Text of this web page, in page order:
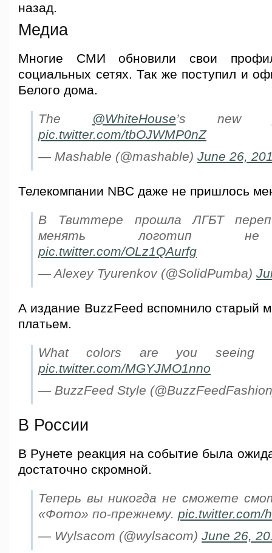
назад.
Медиа
Многие СМИ обновили свои
социальных сетях. Так же поступил и
Белого дома.
The @WhiteHouse’s new
pic.twitter.com/tbOJWMP0nZ
— Mashable (@mashable) June 26,
Телекомпании NBC даже не пришлось
В Твиттере прошла ЛГБТ
менять логотип не
pic.twitter.com/OLz1QAurfg
— Alexey Tyurenkov (@SolidPumba)
А издание BuzzFeed вспомнило старый
платьем.
What colors are you seeing
pic.twitter.com/MGYJMO1nno
— BuzzFeed Style
В России
В Рунете реакция на событие была
достаточно скромной.
Теперь вы никогда не сможете
«Фото» по-прежнему. pic.twitter.com/
— Wylsacom (@wylsacom) June 26,